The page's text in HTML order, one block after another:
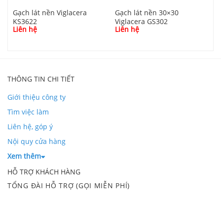
Gạch lát nền Viglacera
KS3622
Liên hệ
Gạch lát nền 30×30
Viglacera GS302
Liên hệ
THÔNG TIN CHI TIẾT
Giới thiệu công ty
Tìm việc làm
Liên hệ, góp ý
Nội quy cửa hàng
Xem thêm
HỖ TRỢ KHÁCH HÀNG
TỔNG ĐÀI HỖ TRỢ (GỌI MIỄN PHÍ)